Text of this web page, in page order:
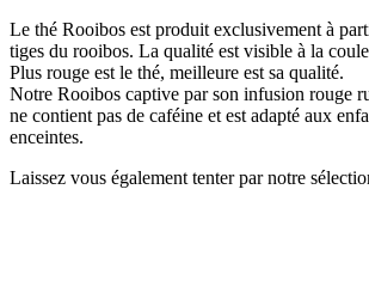
Le thé Rooibos est produit exclusivement à
tiges du rooibos. La qualité est visible à la
Plus rouge est le thé, meilleure est sa qualité.
Notre Rooibos captive par son infusion rouge
ne contient pas de caféine et est adapté aux
enceintes.
Laissez vous également tenter par notre